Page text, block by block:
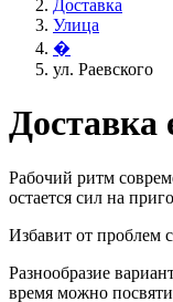
Доставка
Улица
�
ул. Раевского
Доставка
Рабочий ритм
остается сил на
Избавит от проблем
Разнообразие
время можно